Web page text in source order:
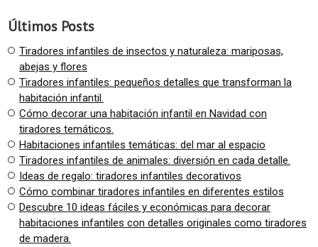
Últimos Posts
Tiradores infantiles de insectos y naturaleza: mariposas,
abejas y flores
Tiradores infantiles: pequeños detalles que transforman la
habitación infantil.
Cómo decorar una habitación infantil en Navidad con
tiradores temáticos.
Habitaciones infantiles temáticas: del mar al espacio
Tiradores infantiles de animales: diversión en cada detalle.
Ideas de regalo: tiradores infantiles decorativos
Cómo combinar tiradores infantiles en diferentes estilos
Descubre 10 ideas fáciles y económicas para decorar
habitaciones infantiles con detalles originales como tiradores
de madera.